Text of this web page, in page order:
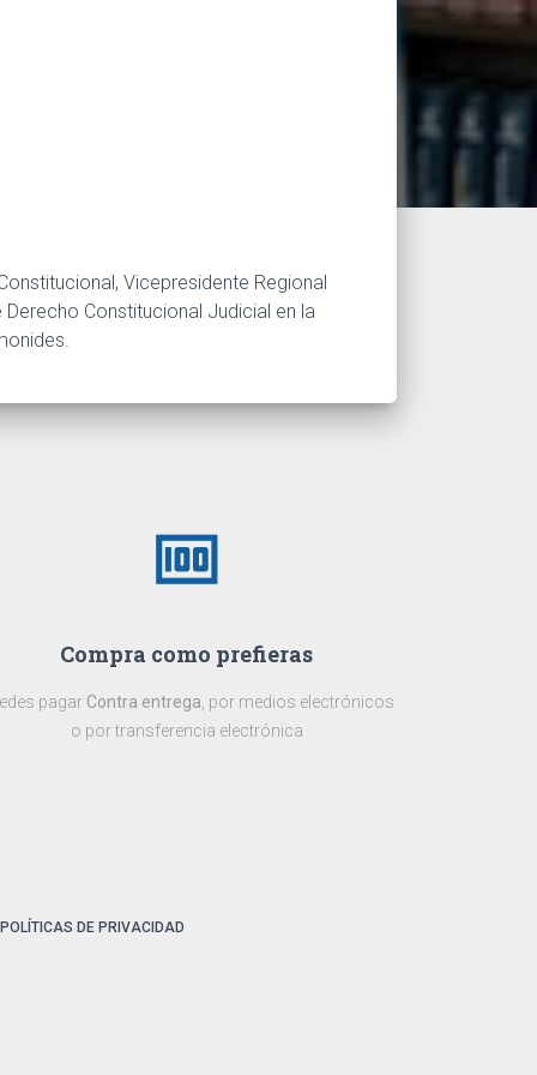
Vicepresidente Regional
Constitucional Judicial en la
money
Compra como prefieras
pagar Contra entrega , por medios electrónicos
o por transferencia electrónica
POLÍTICAS DE PRIVACIDAD